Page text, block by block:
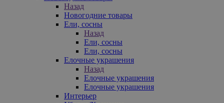
Назад
Новогодние товары
Ели, сосны
Назад
Ели, сосны
Ели, сосны
Елочные украшения
Назад
Елочные украшения
Елочные украшения
Интерьер